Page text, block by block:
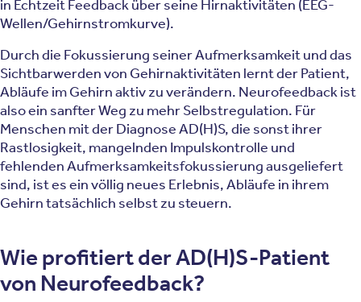
in Echtzeit Feedback über seine Hirnaktivitäten (EEG-
Wellen/Gehirnstromkurve).
Durch die Fokussierung seiner Aufmerksamkeit und das
Sichtbarwerden von Gehirnaktivitäten lernt der Patient,
Abläufe im Gehirn aktiv zu verändern. Neurofeedback ist
also ein sanfter Weg zu mehr Selbstregulation. Für
Menschen mit der Diagnose AD(H)S, die sonst ihrer
Rastlosigkeit, mangelnden Impulskontrolle und
fehlenden Aufmerksamkeitsfokussierung ausgeliefert
sind, ist es ein völlig neues Erlebnis, Abläufe in ihrem
Gehirn tatsächlich selbst zu steuern.
Wie profitiert der AD(H)S-Patient
von Neurofeedback?